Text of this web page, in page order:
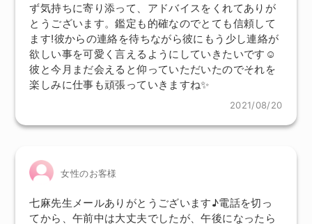
ず気持ちに寄り添って、アドバイスをくれてありが
とうございます。鑑定も的確なのでとても信頼して
ます!彼からの連絡を待ちながら彼にもう少し連絡が
欲しい事を可愛く言えるようにしていきたいです☺️
彼と今月まだ会えると仰っていただいたのでそれを
楽しみに仕事も頑張っていきますね✨
2021/08/20
女性のお客様
七麻先生メールありがとうございます♪電話を切っ
てから、午前中は大丈夫でしたが、午後になったら